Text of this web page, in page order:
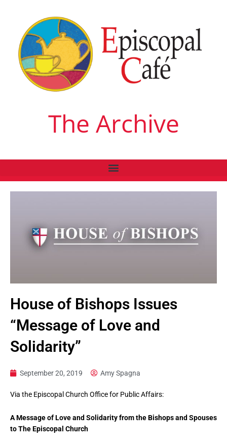
The Archive
House of Bishops Issues
“Message of Love and
Solidarity”
September 20, 2019 Amy Spagna
Via the Episcopal Church Office for Public Affairs:
A Message of Love and Solidarity from the Bishops and Spouses
to TheEpiscopal Church